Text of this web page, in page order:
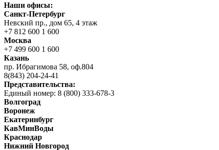
Наши офисы:
Санкт-Петербург
Невский пр., дом 65, 4 этаж
+7 812 600 1 600
Москва
+7 499 600 1 600
Казань
пр. Ибрагимова 58, оф.804
8(843) 204-24-41
Представительства:
Единый номер: 8 (800) 333-678-3
Волгоград
Воронеж
Екатеринбург
КавМинВоды
Краснодар
Нижний Новгород